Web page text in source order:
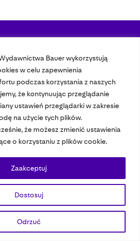
Bauer wykorzystują
w celu zapewnienia
podczas korzystania z naszych
że kontynuując przeglądanie
ustawień przeglądarki w zakresie
na użycie tych plików.
że możesz zmienić ustawienia
o korzystaniu z plików cookie.
Dostosuj
Odrzuć
Zaakceptuj
All Rights Reserved.
osoboweWydawca EMFASpeak Up